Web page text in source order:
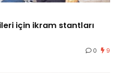
için ikram stantları
0 9